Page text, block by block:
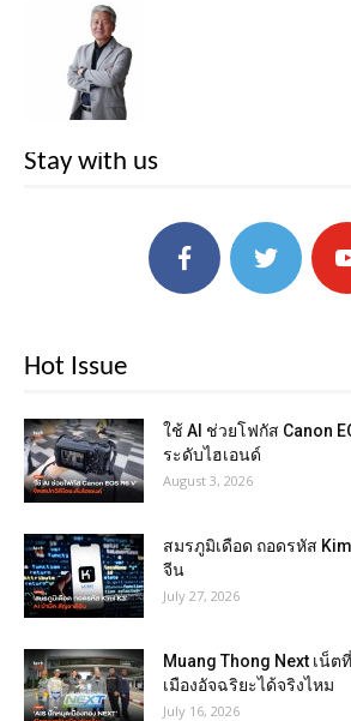
Stay with us
Hot Issue
ใช้ AI ช่วยโฟกัส Canon
ระดับไฮเอนด์
August 3, 2026
สมรภูมิเดือด ถอดรหัส
จีน
July 27, 2026
Muang Thong Next เน็
เมืองอัจฉริยะได้จริงไหม
July 16, 2026